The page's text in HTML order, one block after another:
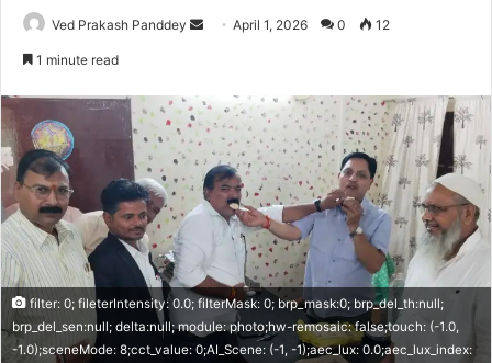
Ved Prakash Panddey April 1, 2026 0 12
1 minute read
filter: 0; fileterIntensity: 0.0; filterMask: 0; brp_mask:0; brp_del_th:null;
brp_del_sen:null; delta:null; module: photo;hw-remosaic: false;touch: (-1.0,
-1.0);sceneMode: 8;cct_value: 0;AI_Scene: (-1, -1);aec_lux: 0.0;aec_lux_index: